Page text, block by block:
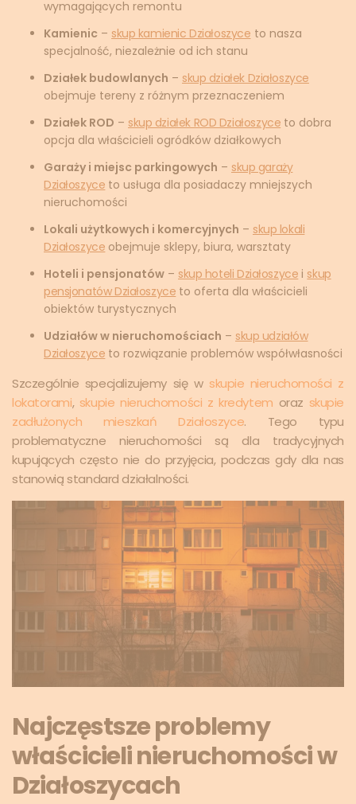
wymagających remontu
Kamienic – skup kamienic Działoszyce to nasza
specjalność, niezależnie od ich stanu
Działek budowlanych – skup działek Działoszyce
obejmuje tereny z różnym przeznaczeniem
Działek ROD – skup działek ROD Działoszyce to dobra
opcja dla właścicieli ogródków działkowych
Garaży i miejsc parkingowych – skup garaży
Działoszyce to usługa dla posiadaczy mniejszych
nieruchomości
Lokali użytkowych i komercyjnych – skup lokali
Działoszyce obejmuje sklepy, biura, warsztaty
Hoteli i pensjonatów – skup hoteli Działoszyce i skup
pensjonatów Działoszyce to oferta dla właścicieli
obiektów turystycznych
Udziałów w nieruchomościach – skup udziałów
Działoszyce to rozwiązanie problemów współwłasności
Szczególnie specjalizujemy się w skupie nieruchomości z
lokatorami, skupie nieruchomości z kredytem oraz skupie
zadłużonych mieszkań Działoszyce. Tego typu
problematyczne nieruchomości są dla tradycyjnych
kupujących często nie do przyjęcia, podczas gdy dla nas
stanowią standard działalności.
Najczęstsze problemy
właścicieli nieruchomości w
Działoszycach